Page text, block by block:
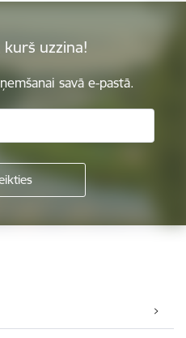
kurš uzzina!
savā e-pastā.